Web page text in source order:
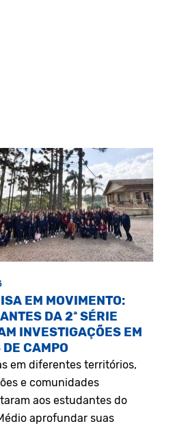
EM MOVIMENTO:
DA 2ª SÉRIE
INVESTIGAÇÕES EM
CAMPO
em diferentes territórios,
e comunidades
aos estudantes do
aprofundar suas